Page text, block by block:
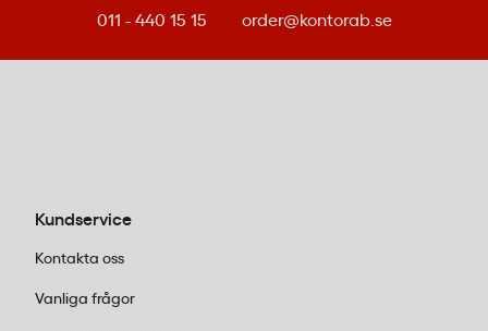
Kan man använda Cutter & Buck New Salish som
011 - 440 15 15 order@kontorab.se
Kundservice
Kontakta oss
Vanliga frågor